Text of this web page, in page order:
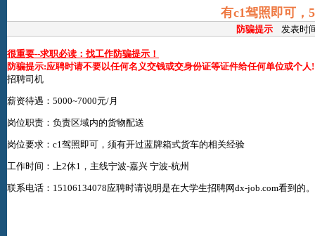
有c1驾照即可，
防骗提示 发表时
很重要--求职必读：找工作防骗提示！
防骗提示:应聘时请不要以任何名义交钱或交身份证等证件给任何单位或个人!
招聘司机
薪资待遇：5000~7000元/月
岗位职责：负责区域内的货物配送
岗位要求：c1驾照即可，须有开过蓝牌箱式货车的相关经验
工作时间：上2休1，主线宁波-嘉兴 宁波-杭州
联系电话：15106134078应聘时请说明是在大学生招聘网dx-job.com看到的